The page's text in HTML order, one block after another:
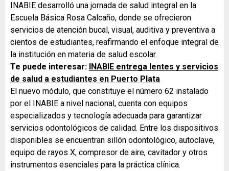
INABIE desarrolló una jornada de salud integral en la
Escuela Básica Rosa Calcaño, donde se ofrecieron
servicios de atención bucal, visual, auditiva y preventiva a
cientos de estudiantes, reafirmando el enfoque integral de
la institución en materia de salud escolar.
Te puede interesar: INABIE entrega lentes y servicios
de salud a estudiantes en Puerto Plata
El nuevo módulo, que constituye el número 62 instalado
por el INABIE a nivel nacional, cuenta con equipos
especializados y tecnología adecuada para garantizar
servicios odontológicos de calidad. Entre los dispositivos
disponibles se encuentran sillón odontológico, autoclave,
equipo de rayos X, compresor de aire, cavitador y otros
instrumentos esenciales para la práctica clínica.